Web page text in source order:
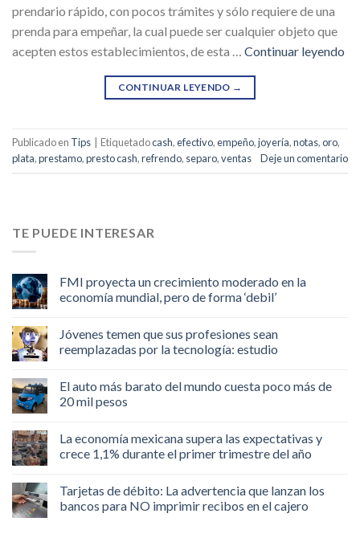
prendario rápido, con pocos trámites y sólo requiere de una
prenda para empeñar, la cual puede ser cualquier objeto que
acepten estos establecimientos, de esta … Continuar leyendo
CONTINUAR LEYENDO →
Publicado en Tips Etiquetadocash,efectivo,empeño,joyería,notas,oro,
plata,prestamo,presto cash,refrendo, separo,ventas Deje un comentario
TE PUEDE INTERESAR
FMI proyecta un crecimiento moderado en la
economía mundial, pero de forma ‘debil’
Jóvenes temen que sus profesiones sean
reemplazadas por la tecnología: estudio
El auto más barato del mundo cuesta poco más de
20 mil pesos
La economía mexicana supera las expectativas y
crece 1,1% durante el primer trimestre del año
Tarjetas de débito: La advertencia que lanzan los
bancos para NO imprimir recibos en el cajero